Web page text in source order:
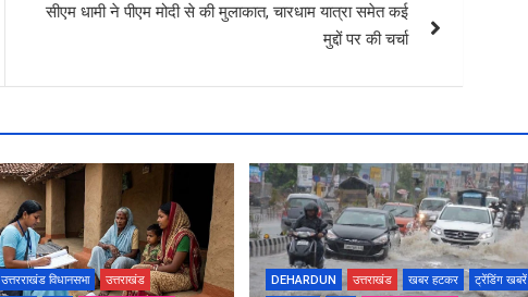
सीएम धामी ने पीएम मोदी से की मुलाकात, चारधाम यात्रा समेत कई
मुद्दों पर की चर्चा
उत्तरराखंड विधानसभा
उत्तराखंड
DEHARDUN उत्तराखंड खबर हटकर
ट्रेंडिंग खबरें